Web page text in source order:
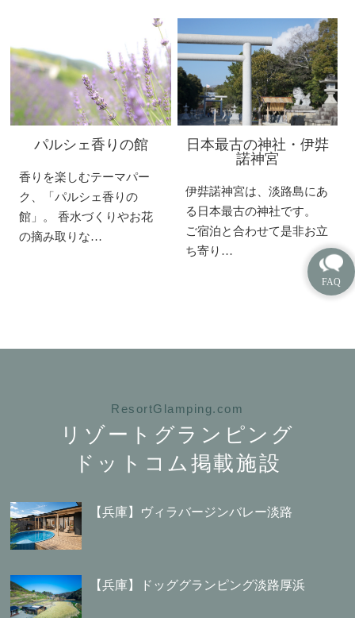
パルシェ香りの館
香りを楽しむテーマパー
ク、「パルシェ香りの
館」。 香水づくりやお花
の摘み取りな…
日本最古の神社・伊弉
諾神宮
伊弉諾神宮は、淡路島にあ
る日本最古の神社です。
ご宿泊と合わせて是非お立
ち寄り…
ResortGlamping.com
リゾートグランピング
ドットコム掲載施設
【兵庫】ヴィラバージンバレー淡路
【兵庫】ドッググランピング淡路厚浜